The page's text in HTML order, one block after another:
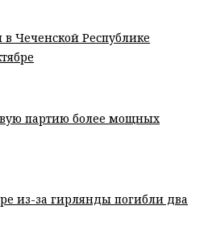
Чеченской Республике
партию более мощных
из-за гирлянды погибли два